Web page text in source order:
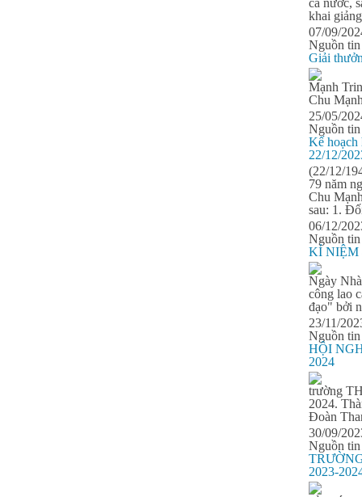
cả nước,
khai
07/09/
Nguồn tin
Giải
Mạnh
Chu
25/05/
Nguồn tin
Kế hoạch
22/12/
(22/12/
79 năm
Chu
sau: 1.
06/12/
Nguồn tin
KỈ NIỆM
Ngày
công lao
đạo" bởi
23/11/
Nguồn tin
HỘI
2024
trường
2024.
Đoàn
30/09/
Nguồn tin
2023-